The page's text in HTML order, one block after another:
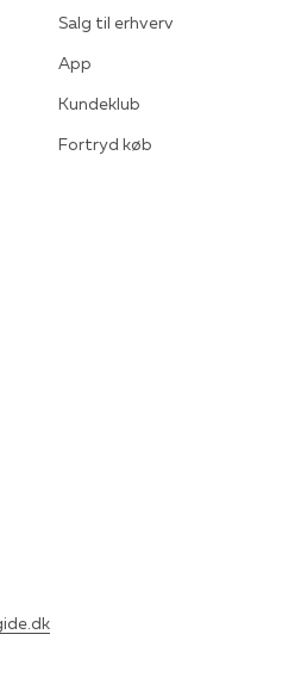
Salg til erhverv
App
Kundeklub
Fortryd køb